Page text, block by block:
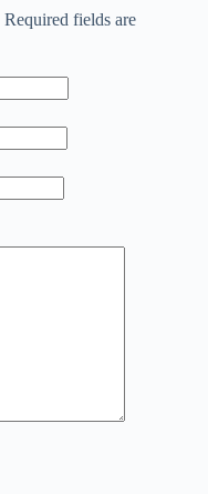
Required fields are